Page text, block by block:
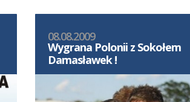
08.08.2009
Wygrana Polonii z Sokołem
Damasławek !